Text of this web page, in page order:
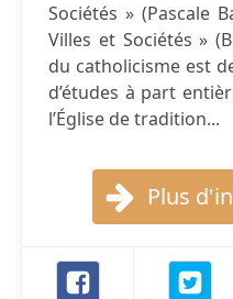
Sociétés » (Pascale
Villes et Sociétés »
du catholicisme est
d’études à part
l’Église de tradition...
Plus